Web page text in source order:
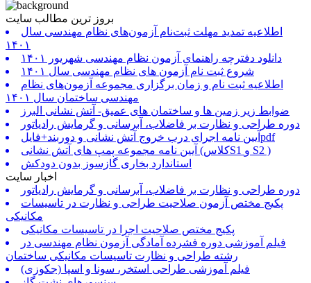
بروز ترین مطالب سایت
اطلاعیه تمدید مهلت ثبت‌نام آزمون‌های نظام مهندسی سال
۱۴۰۱
دانلود دفترچه راهنمای آزمون نظام مهندسی شهریور ۱۴۰۱
شروع ثبت نام آزمون های نظام مهندسی سال ۱۴۰۱
اطلاعیه ثبت نام و زمان برگزاری مجموعه آزمون‌های نظام
مهندسی ساختمان سال ۱۴۰۱
ضوابط زیر زمین ها و ساختمان های عمیق- آتش نشانی البرز
دوره طراحی و نظارت بر فاضلاب، آبرسانی و گرمایش رادیاتور
آیین نامه اجرای درب خروج آتش نشانی و دوربند+فایلpdf
آیین نامه مجموعه پمپ های آتش نشانی (کلاسS1 و S2 )
استاندارد بخاری گازسوز بدون دودکش
اخبار سایت
دوره طراحی و نظارت بر فاضلاب، آبرسانی و گرمایش رادیاتور
پکیج مختص آزمون صلاحیت طراحی و نظارت در تاسیسات
مکانیکی
پکیج مختص صلاحیت اجرا در تاسیسات مکانیکی
فیلم آموزشی دوره فشرده آمادگی آزمون نظام مهندسی در
رشته طراحی و نظارت تاسیسات مکانیکی ساختمان
فیلم آموزشی طراحی استخر، سونا و اسپا (جکوزی)